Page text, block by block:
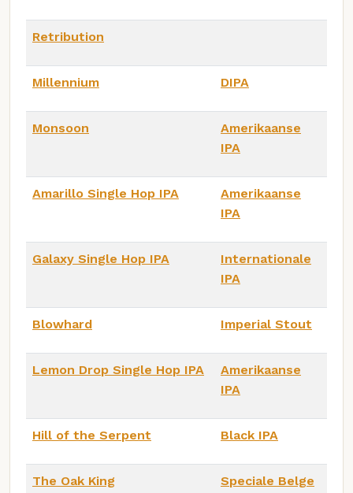
Retribution
Millennium DIPA
Monsoon
Amerikaanse
IPA
Amarillo Single Hop IPA
Amerikaanse
IPA
Galaxy Single Hop IPA
Internationale
IPA
Blowhard Imperial Stout
Lemon Drop Single Hop IPA
Amerikaanse
IPA
Hill of the Serpent Black IPA
The Oak King Speciale Belge